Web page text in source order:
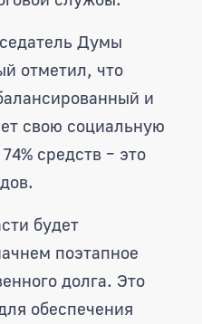
Думы
отметил, что
и
свою социальную
средств – это
будет
поэтапное
долга. Это
обеспечения